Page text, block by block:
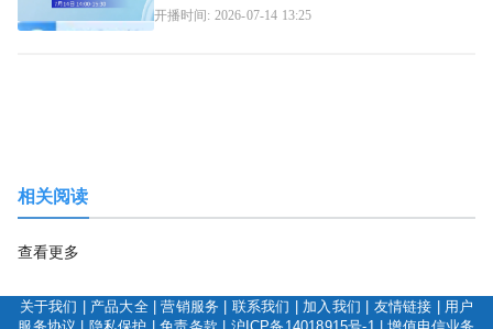
开播时间: 2026-07-14 13:25
相关阅读
查看更多
关于我们 产品大全|营销服务 联系我们 加入我们 友情链接
用户